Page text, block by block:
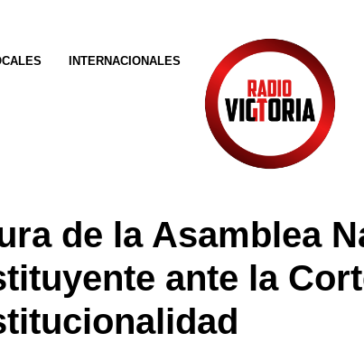
INTERNACIONALES
de la Asamblea
ante la